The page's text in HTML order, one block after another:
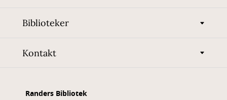
Biblioteker
Kontakt
Randers Bibliotek